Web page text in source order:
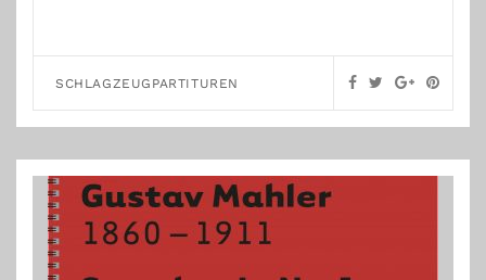
SCHLAGZEUGPARTITUREN